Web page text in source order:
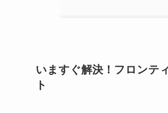
いますぐ解決！フロンテ
ト